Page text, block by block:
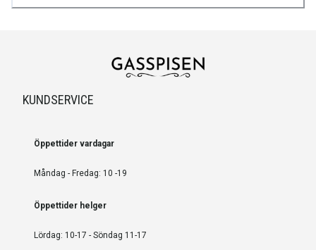
KUNDSERVICE
Öppettider vardagar
Måndag - Fredag: 10 -19
Öppettider helger
Lördag: 10-17 - Söndag 11-17